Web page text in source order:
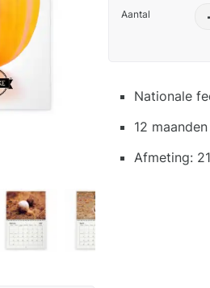
Aantal
Nationale
12
Afmeting: